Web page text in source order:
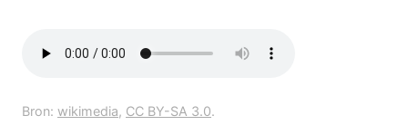
Bron: wikimedia, CC BY-SA 3.0.